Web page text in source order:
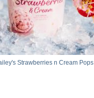
Strawberries n Cream Pops